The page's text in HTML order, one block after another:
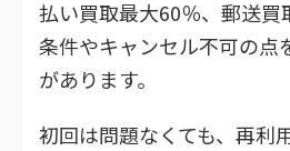
払い買取最大60％、郵送買
条件やキャンセル不可の点
があります。
初回は問題なくても、再利